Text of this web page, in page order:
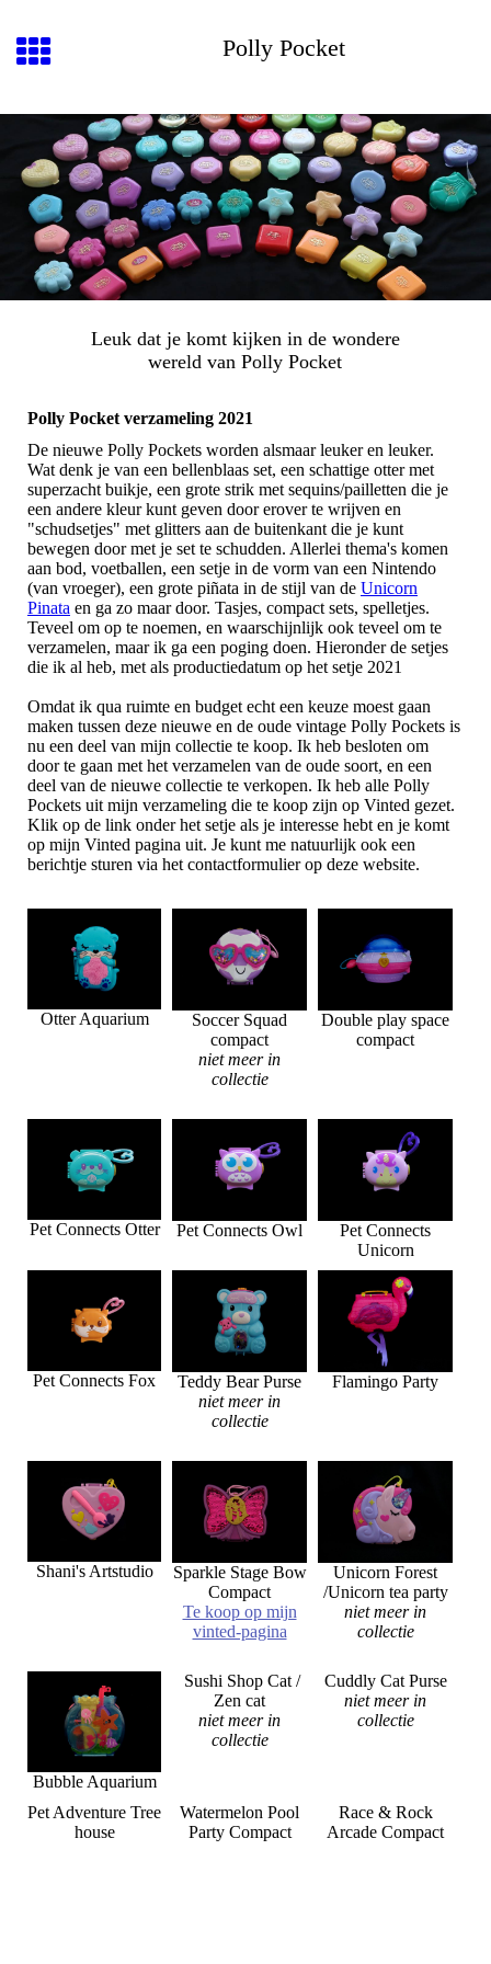
Polly Pocket
Leuk dat je komt kijken in de wondere
wereld van Polly Pocket
Polly Pocket verzameling 2021
De nieuwe Polly Pockets worden alsmaar leuker en leuker.
Wat denk je van een bellenblaas set, een schattige otter met
superzacht buikje, een grote strik met sequins/pailletten die je
een andere kleur kunt geven door erover te wrijven en
"schudsetjes" met glitters aan de buitenkant die je kunt
bewegen door met je set te schudden. Allerlei thema's komen
aan bod, voetballen, een setje in de vorm van een Nintendo
(van vroeger), een grote piñata in de stijl van de Unicorn
Pinata en ga zo maar door. Tasjes, compact sets, spelletjes.
Teveel om op te noemen, en waarschijnlijk ook teveel om te
verzamelen, maar ik ga een poging doen. Hieronder de setjes
die ik al heb, met als productiedatum op het setje 2021
Omdat ik qua ruimte en budget echt een keuze moest gaan
maken tussen deze nieuwe en de oude vintage Polly Pockets is
nu een deel van mijn collectie te koop. Ik heb besloten om
door te gaan met het verzamelen van de oude soort, en een
deel van de nieuwe collectie te verkopen. Ik heb alle Polly
Pockets uit mijn verzameling die te koop zijn op Vinted gezet.
Klik op de link onder het setje als je interesse hebt en je komt
op mijn Vinted pagina uit. Je kunt me natuurlijk ook een
berichtje sturen via het contactformulier op deze website.
Otter Aquarium
Soccer Squad
compact
niet meer in
collectie
Double play space
compact
Pet Connects Otter Pet Connects Owl
Pet Connects
Unicorn
Pet Connects Fox
Teddy Bear Purse
niet meer in
collectie
Flamingo Party
Shani's Artstudio
Sparkle Stage Bow
Compact
Te koop op mijn
vinted-pagina
Unicorn Forest
/Unicorn tea party
niet meer in
collectie
Bubble Aquarium
Sushi Shop Cat /
Zen cat
niet meer in
collectie
Cuddly Cat Purse
niet meer in
collectie
Pet Adventure Tree
house
Watermelon Pool
Party Compact
Race & Rock
Arcade Compact